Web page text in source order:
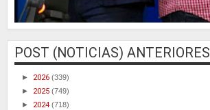
POST (NOTICIAS) ANTERIORES
► 2026 (339)
► 2025 (749)
► 2024 (718)